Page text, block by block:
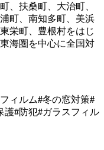
、扶桑町、大治町、
町、南知多町、美浜
栄町、豊根村をはじ
海圏を中心に全国対
ィルム#冬の窓対策#
護#防犯#ガラスフィル